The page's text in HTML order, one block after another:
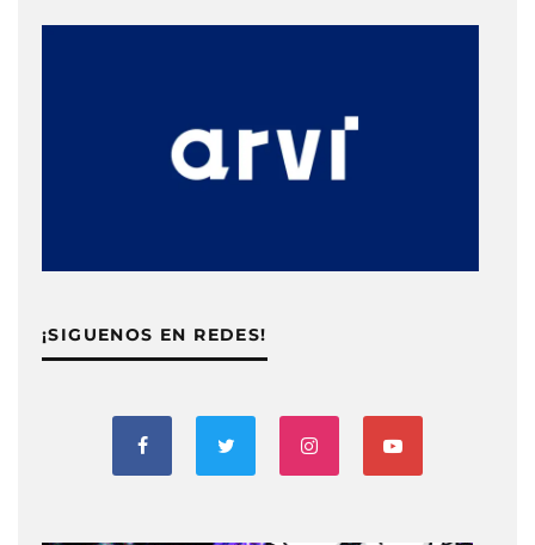
¡SIGUENOS EN REDES!